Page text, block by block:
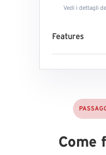
Vedi i dettagli
Features
Come